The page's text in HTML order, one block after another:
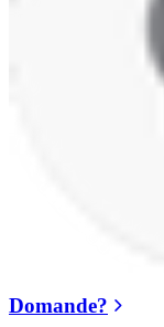
Domande?